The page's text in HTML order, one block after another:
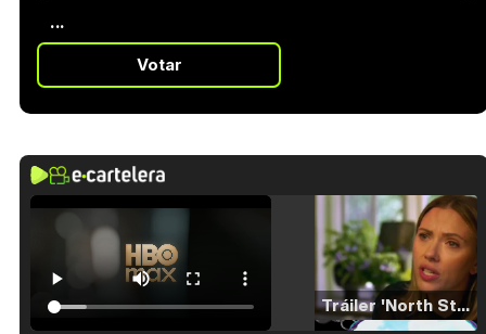
...
Votar
Tráiler 'North Star' (2023)